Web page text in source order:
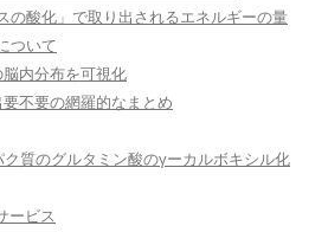
の酸化」で取り出されるエネルギーの量
ついて
内分布を可視化
不要の網羅的なまとめ
質のグルタミン酸のγーカルボキシル化
ービス